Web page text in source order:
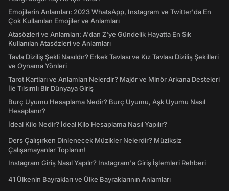
Emojilerin Anlamları: 2023 WhatsApp, Instagram ve Twitter'da En
Çok Kullanılan Emojiler ve Anlamları
Atasözleri ve Anlamları: A'dan Z'ye Gündelik Hayatta En Sık
Kullanılan Atasözleri ve Anlamları
Tavla Diziliş Şekli Nasıldır? Erkek Tavlası ve Kız Tavlası Diziliş Şekilleri
ve Oynama Yönleri
Tarot Kartları ve Anlamları Nelerdir? Majör ve Minör Arkana Desteleri
İle Tılsımlı Bir Dünyaya Giriş
Burç Uyumu Hesaplama Nedir? Burç Uyumu, Aşk Uyumu Nasıl
Hesaplanır?
İdeal Kilo Nedir? İdeal Kilo Hesaplama Nasıl Yapılır?
Ders Çalışırken Dinlenecek Müzikler Nelerdir? Müziksiz
Çalışamayanlar Toplanın!
Instagram Giriş Nasıl Yapılır? Instagram'a Giriş İşlemleri Rehberi
41 Ülkenin Bayrakları ve Ülke Bayraklarının Anlamları